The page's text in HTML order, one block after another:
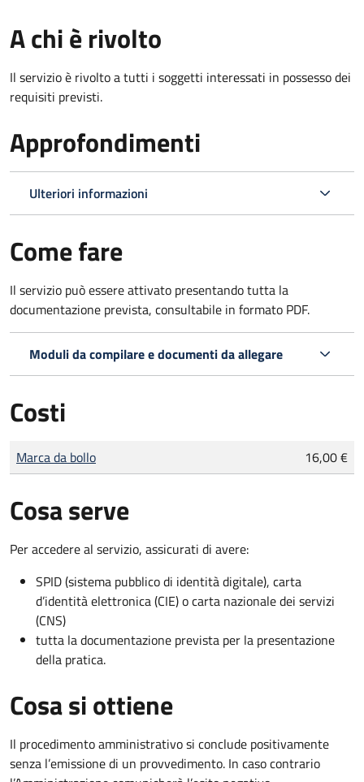
A chi è rivolto
Il servizio è rivolto a tutti i soggetti interessati in possesso dei
requisiti previsti.
Approfondimenti
Ulteriori informazioni
Come fare
Il servizio può essere attivato presentando tutta la
documentazione prevista, consultabile in formato PDF.
Moduli da compilare e documenti da allegare
Costi
Tipo di pagamento
Importo
Marca da bollo 16,00 €
Cosa serve
Per accedere al servizio, assicurati di avere:
SPID (sistema pubblico di identità digitale), carta
d’identità elettronica (CIE) o carta nazionale dei servizi
(CNS)
tutta la documentazione prevista per la presentazione
della pratica.
Cosa si ottiene
Il procedimento amministrativo si conclude positivamente
senza l’emissione di un provvedimento. In caso contrario